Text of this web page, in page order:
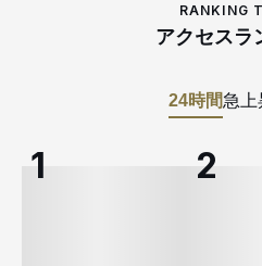
RANKING
アクセスラ
24時間急上